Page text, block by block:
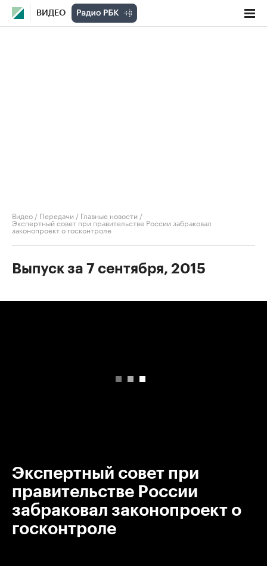
ВИДЕО
Видео / Передачи / Главные новости /
Экспертный совет при правительстве России забраковал
законопроект о госконтроле
Выпуск за 7 сентября, 2015
Экспертный совет при
правительстве России
забраковал законопроект о
госконтроле